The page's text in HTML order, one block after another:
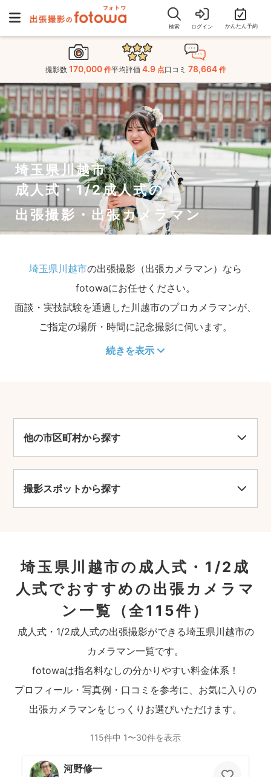
検索 ログイン かんたん予約
撮影数 170,000 件平均評価 4.9 点口コミ 78,664 件
埼玉県川越市
成人式・1/2成人式の
出張撮影・出張カメラマン
埼玉県川越市の出張撮影（出張カメラマン）なら
fotowaにお任せください。
面談・実技試験を通過した川越市のプロカメラマンが、
ご指定の場所・時間に記念撮影に伺います。
続きを表示
他の市区町村から探す
撮影スポットから探す
埼玉県川越市の成人式・1/2成
人式でおすすめの出張カメラマ
ン一覧
（全115件）
成人式・1/2成人式の出張撮影ができる埼玉県川越市の
カメラマン一覧です。
fotowaは指名料なしの分かりやすい料金体系！
プロフィール・写真例・口コミを参考に、お気に入りの
出張カメラマンをじっくりお選びいただけます。
115件中 1〜30件を表示
河野修一